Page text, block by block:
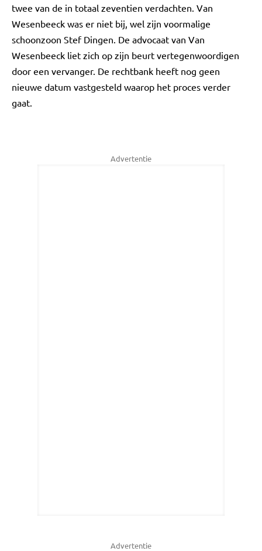
twee van de in totaal zeventien verdachten. Van
Wesenbeeck was er niet bij, wel zijn voormalige
schoonzoon Stef Dingen. De advocaat van Van
Wesenbeeck liet zich op zijn beurt vertegenwoordigen
door een vervanger. De rechtbank heeft nog geen
nieuwe datum vastgesteld waarop het proces verder
gaat.
Advertentie
Advertentie